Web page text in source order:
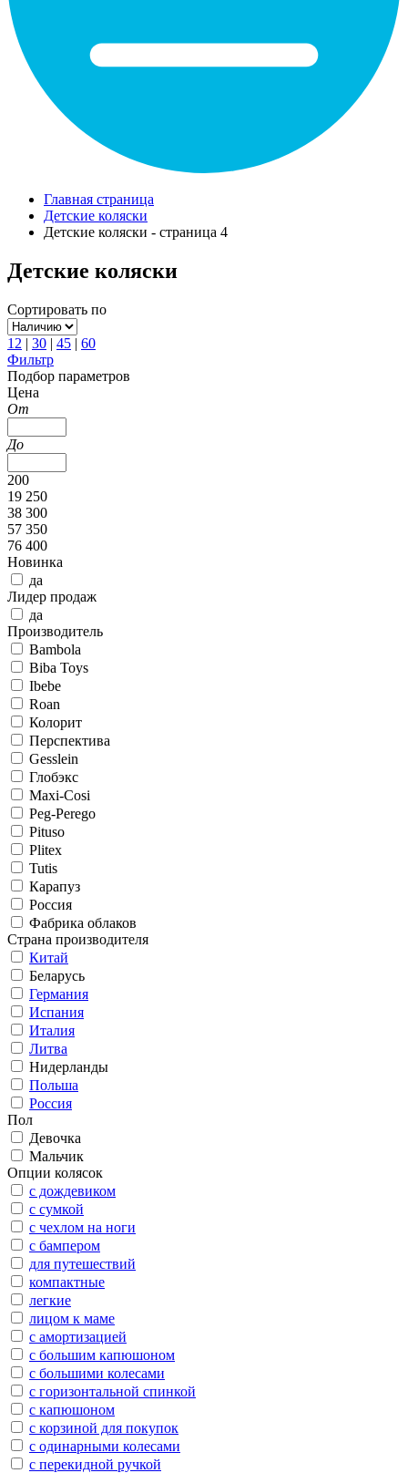
Главная страница
Детские коляски
Детские коляски - страница 4
Детские коляски
Сортировать по
12 | 30 | 45 | 60
Фильтр
Подбор параметров
Цена
От
До
200
19 250
38 300
57 350
76 400
Новинка
да
Лидер продаж
да
Производитель
Bambola
Biba Toys
Ibebe
Roan
Колорит
Перспектива
Gesslein
Глобэкс
Maxi-Cosi
Peg-Perego
Pituso
Plitex
Tutis
Карапуз
Россия
Фабрика облаков
Страна производителя
Китай
Беларусь
Германия
Испания
Италия
Литва
Нидерланды
Польша
Россия
Пол
Девочка
Мальчик
Опции колясок
с дождевиком
с сумкой
с чехлом на ноги
с бампером
для путешествий
компактные
легкие
лицом к маме
с амортизацией
с большим капюшоном
с большими колесами
с горизонтальной спинкой
с капюшоном
с корзиной для покупок
с одинарными колесами
с перекидной ручкой